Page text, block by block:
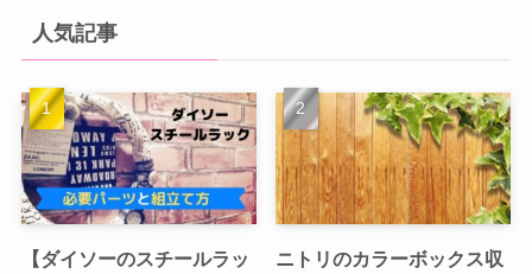
人気記事
【ダイソーのスチールラッ
ニトリのカラーボックス収